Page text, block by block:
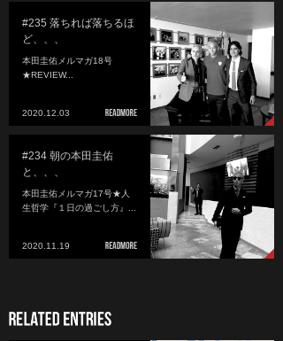
#235 落ちれば落ちるほ
ど、、、
本田圭佑メルマガ18号
★REVIEW...
2020.12.03
#234 朝の本田圭佑
と、、、
本田圭佑メルマガ17号★人
生哲学『１日の過ごし方』...
2020.11.19